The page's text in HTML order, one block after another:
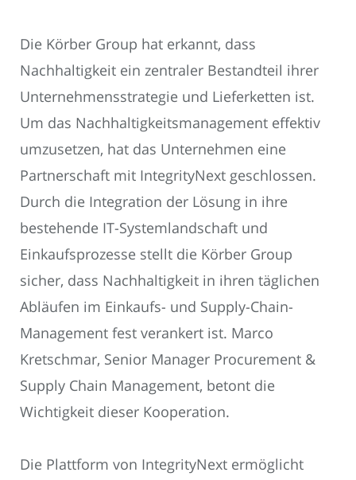
Die Körber Group hat erkannt, dass
Nachhaltigkeit ein zentraler Bestandteil ihrer
Unternehmensstrategie und Lieferketten ist.
Um das Nachhaltigkeitsmanagement effektiv
umzusetzen, hat das Unternehmen eine
Partnerschaft mit IntegrityNext geschlossen.
Durch die Integration der Lösung in ihre
bestehende IT-Systemlandschaft und
Einkaufsprozesse stellt die Körber Group
sicher, dass Nachhaltigkeit in ihren täglichen
Abläufen im Einkaufs- und Supply-Chain-
Management fest verankert ist. Marco
Kretschmar, Senior Manager Procurement &
Supply Chain Management, betont die
Wichtigkeit dieser Kooperation.
Die Plattform von IntegrityNext ermöglicht